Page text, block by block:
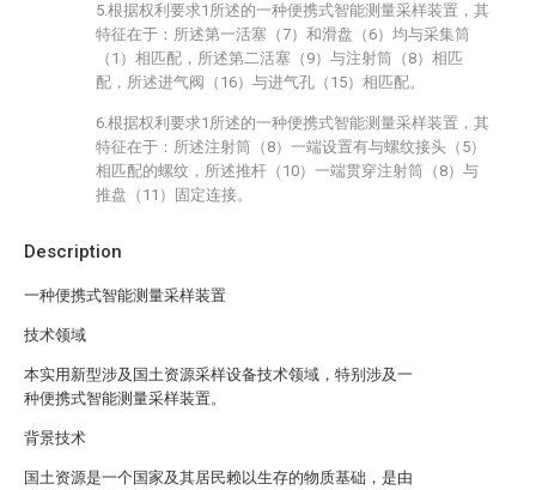
Description
一种便携式智能测量采样装置
技术领域
本实用新型涉及国土资源采样设备技术领域，特别涉及一
种便携式智能测量采样装置。
背景技术
国土资源是一个国家及其居民赖以生存的物质基础，是由
5.根据权利要求1所述的一种便携式智能测量采样装置，其
特征在于：所述第一活塞（7）和滑盘（6）均与采集筒
（1）相匹配，所述第二活塞（9）与注射筒（8）相匹
配，所述进气阀（16）与进气孔（15）相匹配。
6.根据权利要求1所述的一种便携式智能测量采样装置，其
特征在于：所述注射筒（8）一端设置有与螺纹接头（5）
相匹配的螺纹，所述推杆（10）一端贯穿注射筒（8）与
推盘（11）固定连接。